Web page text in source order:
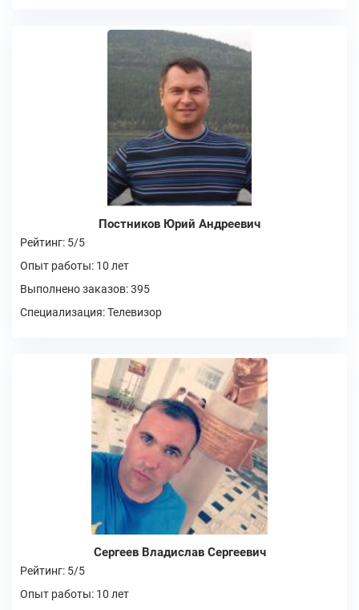
Постников Юрий Андреевич
Рейтинг: 5/5
Опыт работы: 10 лет
Выполнено заказов: 395
Специализация: Телевизор
Сергеев Владислав Сергеевич
Рейтинг: 5/5
Опыт работы: 10 лет